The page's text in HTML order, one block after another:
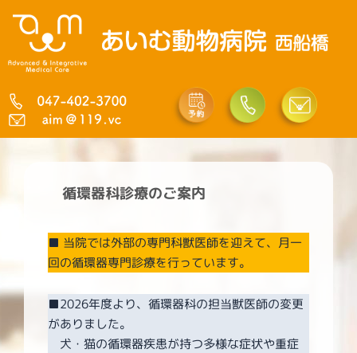
ス
ッ
プ
循環器科診療のご案内
■ 当院では外部の専門科獣医師を迎えて、月一
回の循環器専門診療を行っています。
■2026年度より、循環器科の担当獣医師の変更
がありました。
犬・猫の循環器疾患が持つ多様な症状や重症